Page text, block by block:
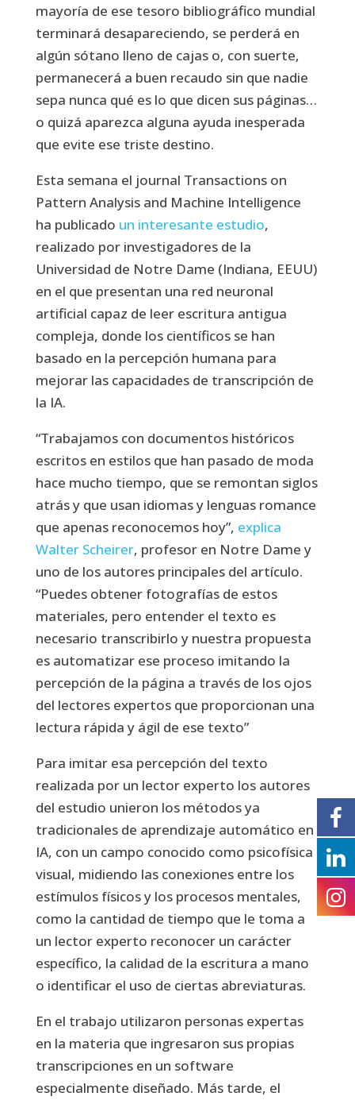
mayoría de ese tesoro bibliográfico mundial
terminará desapareciendo, se perderá en
algún sótano lleno de cajas o, con suerte,
permanecerá a buen recaudo sin que nadie
sepa nunca qué es lo que dicen sus páginas…
o quizá aparezca alguna ayuda inesperada
que evite ese triste destino.
Esta semana el journal Transactions on
Pattern Analysis and Machine Intelligence
ha publicado un interesante estudio,
realizado por investigadores de la
Universidad de Notre Dame (Indiana, EEUU)
en el que presentan una red neuronal
artificial capaz de leer escritura antigua
compleja, donde los científicos se han
basado en la percepción humana para
mejorar las capacidades de transcripción de
la IA.
“Trabajamos con documentos históricos
escritos en estilos que han pasado de moda
hace mucho tiempo, que se remontan siglos
atrás y que usan idiomas y lenguas romance
que apenas reconocemos hoy”, explica
Walter Scheirer, profesor en Notre Dame y
uno de los autores principales del artículo.
“Puedes obtener fotografías de estos
materiales, pero entender el texto es
necesario transcribirlo y nuestra propuesta
es automatizar ese proceso imitando la
percepción de la página a través de los ojos
del lectores expertos que proporcionan una
lectura rápida y ágil de ese texto”
Para imitar esa percepción del texto
realizada por un lector experto los autores
del estudio unieron los métodos ya
tradicionales de aprendizaje automático en
IA, con un campo conocido como psicofísica
visual, midiendo las conexiones entre los
estímulos físicos y los procesos mentales,
como la cantidad de tiempo que le toma a
un lector experto reconocer un carácter
específico, la calidad de la escritura a mano
o identificar el uso de ciertas abreviaturas.
En el trabajo utilizaron personas expertas
en la materia que ingresaron sus propias
transcripciones en un software
especialmente diseñado. Más tarde, el